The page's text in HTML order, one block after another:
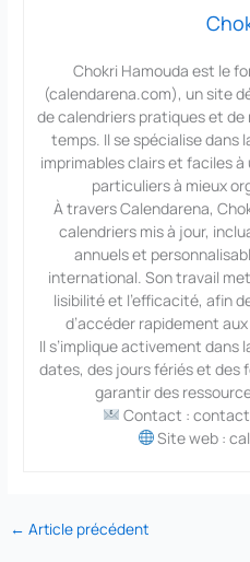
Chokri Hamouda est le
(calendarena.com), un site
de calendriers pratiques et
temps. Il se spécialise dans
imprimables clairs et faciles
particuliers à mieux
À travers Calendarena,
calendriers mis à jour,
annuels et
international. Son travail
lisibilité et l’efficacité, afin
d’accéder rapidement
Il s’implique activement dans
dates, des jours fériés et des
garantir des
Contact :
Site web :
← Article précédent